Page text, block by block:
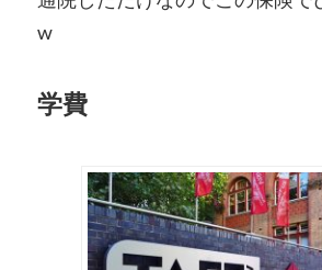
w
学費